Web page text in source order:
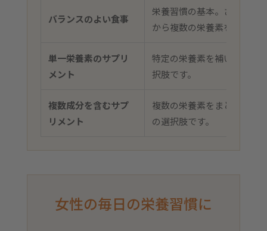
バランスのよい食事
栄養習慣の基本。さまざま
から複数の栄養素を摂れま
単一栄養素のサプリ
メント
特定の栄養素を補いたい場
択肢です。
複数成分を含むサプ
リメント
複数の栄養素をまとめて補
の選択肢です。
女性の毎日の栄養習慣に